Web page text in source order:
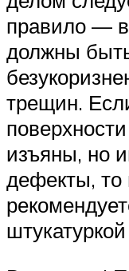
правило —
должны
трещин.
изъяны, но
дефекты, то